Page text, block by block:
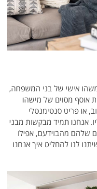
משהו אישי של בני המשפחה,
אוסף מסוים של מישהו
או פריט סנטימנטלי
אנחנו תמיד מבקשות מבני
שלהם מהבוידעם, אפילו
לנו להחליט איך אנחנו